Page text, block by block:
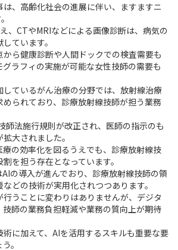
、高齢化社会の進展に伴い、ますますニ
、CTやMRIなどによる画像診断は、病気の
ています。
から健康診断や人間ドックでの検査需要も
ラフィの実施が可能な女性技師の需要も
しているがん治療の分野では、放射線治療
められており、診療放射線技師が担う業務
師法施行規則が改正され、医師の指示のも
大されました。
療の効率化を図るうえでも、診療放射線技
を担う存在となっています。
の導入が進んでおり、診療放射線技師の領
どの技術が実用化されつつあります。
うことに変わりはありませんが、デジタ
師の業務負担軽減や業務の質向上が期待
に加えて、AIを活用するスキルも重要な要
。